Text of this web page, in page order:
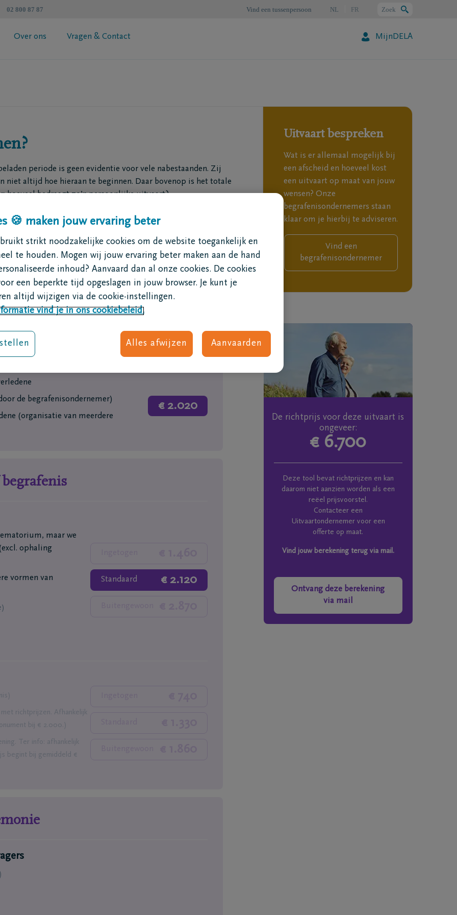
02 800 87 87 Zoek
Vind een tussenpersoon NL FR
Over ons Vragen & Contact MijnDELA
uitvaart
bij een overlijden?
begrafenisondernemer
een uitvaart?
regelen
ik iemand?
Na de uitvaart
Nabestaandenzorg
Rouwondersteuning
Rouw bij kinderen
Wat kost een uitvaart
periode is geen evidentie voor vele nabestaanden. Zij
niet altijd hoe hieraan te beginnen. Daar bovenop is het totale
hoeveel bedraagt zo’n persoonlijke uitvaart?
en denk je nu na over jouw eigen afscheid? Bekijk hier
zou kosten.
op de prijzen die gelden bij de DELA uitvaartcentra.
Uitvaart bespreken
Wat is er allemaal mogelijk bij
een afscheid en hoeveel kost
een uitvaart op maat van jouw
wensen? Onze
begrafenisondernemers staan
klaar om je hierbij te adviseren.
Vind een
begrafenisondernemer
de begrafenisondernemer)
(organisatie van meerdere
€ 2.020
maar we
ophaling
vormen van
Standaard € 2.120
richtprijzen. Afhankelijk
bij € 2.000.)
Ter info: afhankelijk
begint bij gemiddeld €
De richtprijs voor deze uitvaart is
ongeveer:
€ 6.700
Deze tool bevat richtprijzen en kan
daarom niet aanzien worden als een
reëel prijsvoorstel.
Contacteer een
Uitvaartondernemer voor een
offerte op maat.
Vind jouw berekening terug via mail.
Ontvang deze berekening
via mail
🍪 maken jouw ervaring beter
strikt noodzakelijke cookies om de website toegankelijk en
te houden. Mogen wij jouw ervaring beter maken aan de hand
inhoud? Aanvaard dan al onze cookies. De cookies
een beperkte tijd opgeslagen in jouw browser. Je kunt je
altijd wijzigen via de cookie-instellingen.
vind je in ons cookiebeleid.
Alles afwijzen Aanvaarden